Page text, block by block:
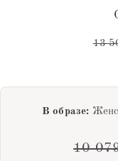
13
В образе:
10